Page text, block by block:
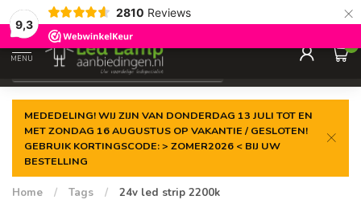
9,3
2810 Reviews ×
Gegarandeerde delaagste prijs
MENU
0
MEDEDELING! WIJ ZIJN VAN DONDERDAG 13 JULI TOT EN
MET ZONDAG 16 AUGUSTUS OP VAKANTIE / GESLOTEN!
GEBRUIK KORTINGSCODE: > ZOMER2026 < BIJ UW
BESTELLING
Home / Tags / 24v led strip 2200k